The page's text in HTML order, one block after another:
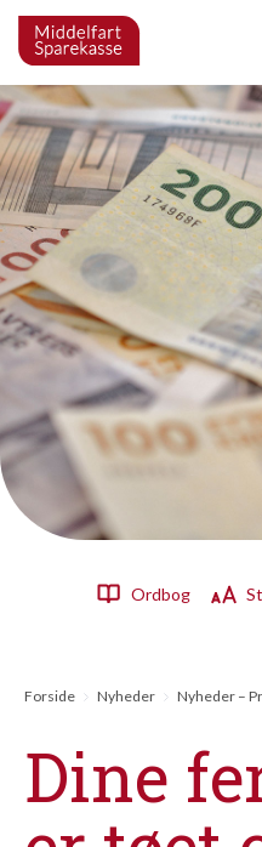
Ordbog
Forside Nyheder Nyheder –
Dine